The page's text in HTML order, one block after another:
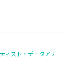
ィスト・データアナ